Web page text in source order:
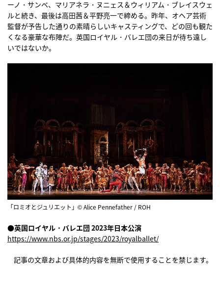
ーノ・サンベ、マリアネラ・ヌニェス＆ウィリアム・ブレイスウェ
ルと続き、最後は高田茜＆平野亮一で締める。昨年、オヘア芸術
監督が予告した通りの素晴らしいキャスティングで、どの回も観た
くなる豪華な布陣だ。英国ロイヤル・バレエ団の来日が待ち遠し
いではないか。
「ロミオとジュリエット」© Alice Pennefather / ROH
●英国ロイヤル・バレエ団 2023年日本公演
https://www.nbs.or.jp/stages/2023/royalballet/
記事の文章および具体的内容を無断で使用することを禁じます。